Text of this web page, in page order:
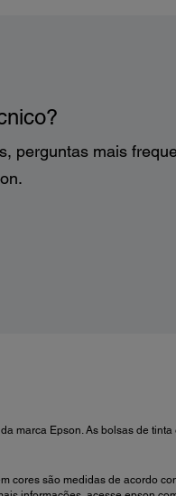
perguntas mais
marca Epson. As bolsas de
cores são medidas de acordo